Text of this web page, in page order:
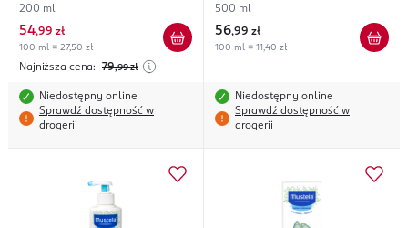
200 ml
54,99 zł
100 ml = 27,50 zł
Najniższa cena: 79,99 zł
Niedostępny online
Sprawdź dostępność w
drogerii
skłonna do atopii
500 ml
56,99 zł
100 ml = 11,40 zł
Niedostępny online
Sprawdź dostępność w
drogerii